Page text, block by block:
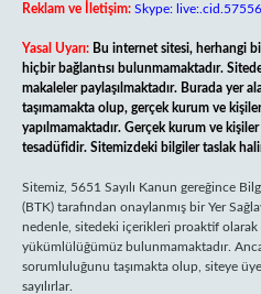
Reklam ve İletişim: Skype:
Yasal Uyarı: Bu internet sitesi, herhangi
hiçbir bağlantısı bulunmamaktadır.
makaleler paylaşılmaktadır. Burada yer
taşımamakta olup, gerçek kurum ve
yapılmamaktadır. Gerçek kurum ve
tesadüfidir. Sitemizdeki bilgiler taslak
Sitemiz, 5651 Sayılı Kanun gereğince
(BTK) tarafından onaylanmış bir Yer
nedenle, sitedeki içerikleri proaktif olarak
yükümlülüğümüz bulunmamaktadır.
sorumluluğunu taşımakta olup, siteye
sayılırlar.